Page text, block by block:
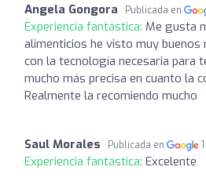
Angela Gongora Publicada en
Experiencia fantástica: Me gusta
alimenticios he visto muy buenos
con la tecnología necesaria para
mucho más precisa en cuanto la
Realmente la recomiendo mucho
Saul Morales Publicada en
Experiencia fantástica: Excelente